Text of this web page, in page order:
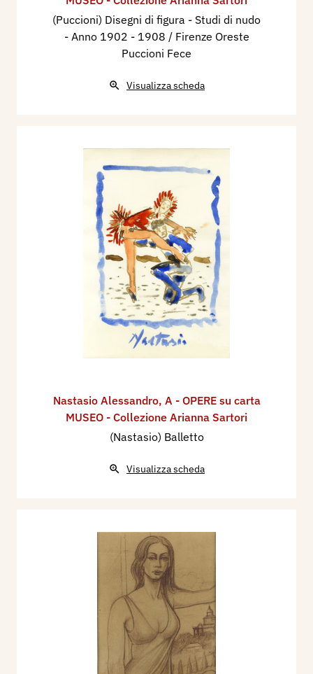
(Puccioni) Disegni di figura - Studi di nudo
- Anno 1902 - 1908 / Firenze Oreste
Puccioni Fece
Visualizza scheda
Nastasio Alessandro, A - OPERE su carta
MUSEO - Collezione Arianna Sartori
(Nastasio) Balletto
Visualizza scheda